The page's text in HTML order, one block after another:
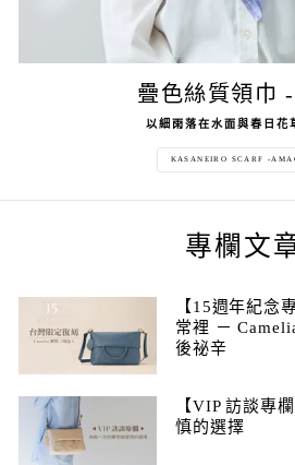
疊色絲質領巾
以細雨落在水面與春日花
KASANEIRO SCARF -
專欄文
【15週年紀念
常裡 －
後祕辛
【VIP 訪談專
慎的選擇